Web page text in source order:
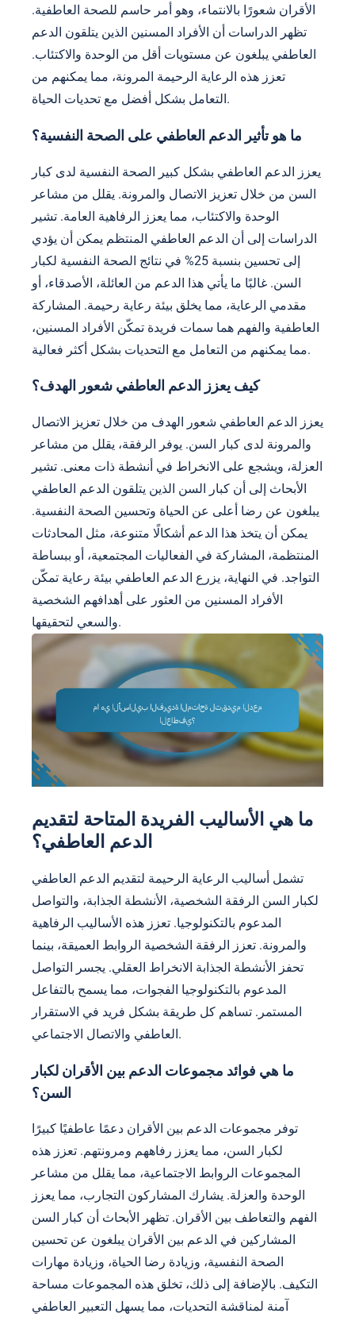
الأقران شعورًا بالانتماء، وهو أمر حاسم للصحة العاطفية.
تظهر الدراسات أن الأفراد المسنين الذين يتلقون الدعم
العاطفي يبلغون عن مستويات أقل من الوحدة والاكتئاب.
تعزز هذه الرعاية الرحيمة المرونة، مما يمكنهم من
التعامل بشكل أفضل مع تحديات الحياة.
ما هو تأثير الدعم العاطفي على الصحة النفسية؟
يعزز الدعم العاطفي بشكل كبير الصحة النفسية لدى كبار
السن من خلال تعزيز الاتصال والمرونة. يقلل من مشاعر
الوحدة والاكتئاب، مما يعزز الرفاهية العامة. تشير
الدراسات إلى أن الدعم العاطفي المنتظم يمكن أن يؤدي
إلى تحسين بنسبة 25% في نتائج الصحة النفسية لكبار
السن. غالبًا ما يأتي هذا الدعم من العائلة، الأصدقاء، أو
مقدمي الرعاية، مما يخلق بيئة رعاية رحيمة. المشاركة
العاطفية والفهم هما سمات فريدة تمكّن الأفراد المسنين،
مما يمكنهم من التعامل مع التحديات بشكل أكثر فعالية.
كيف يعزز الدعم العاطفي شعور الهدف؟
يعزز الدعم العاطفي شعور الهدف من خلال تعزيز الاتصال
والمرونة لدى كبار السن. يوفر الرفقة، يقلل من مشاعر
العزلة، ويشجع على الانخراط في أنشطة ذات معنى. تشير
الأبحاث إلى أن كبار السن الذين يتلقون الدعم العاطفي
يبلغون عن رضا أعلى عن الحياة وتحسين الصحة النفسية.
يمكن أن يتخذ هذا الدعم أشكالًا متنوعة، مثل المحادثات
المنتظمة، المشاركة في الفعاليات المجتمعية، أو ببساطة
التواجد. في النهاية، يزرع الدعم العاطفي بيئة رعاية تمكّن
الأفراد المسنين من العثور على أهدافهم الشخصية
والسعي لتحقيقها.
ما هي الأساليب الفريدة المتاحة لتقديم
الدعم العاطفي؟
تشمل أساليب الرعاية الرحيمة لتقديم الدعم العاطفي
لكبار السن الرفقة الشخصية، الأنشطة الجذابة، والتواصل
المدعوم بالتكنولوجيا. تعزز هذه الأساليب الرفاهية
والمرونة. تعزز الرفقة الشخصية الروابط العميقة، بينما
تحفز الأنشطة الجذابة الانخراط العقلي. يجسر التواصل
المدعوم بالتكنولوجيا الفجوات، مما يسمح بالتفاعل
المستمر. تساهم كل طريقة بشكل فريد في الاستقرار
العاطفي والاتصال الاجتماعي.
ما هي فوائد مجموعات الدعم بين الأقران لكبار
السن؟
توفر مجموعات الدعم بين الأقران دعمًا عاطفيًا كبيرًا
لكبار السن، مما يعزز رفاههم ومرونتهم. تعزز هذه
المجموعات الروابط الاجتماعية، مما يقلل من مشاعر
الوحدة والعزلة. يشارك المشاركون التجارب، مما يعزز
الفهم والتعاطف بين الأقران. تظهر الأبحاث أن كبار السن
المشاركين في الدعم بين الأقران يبلغون عن تحسين
الصحة النفسية، وزيادة رضا الحياة، وزيادة مهارات
التكيف. بالإضافة إلى ذلك، تخلق هذه المجموعات مساحة
آمنة لمناقشة التحديات، مما يسهل التعبير العاطفي